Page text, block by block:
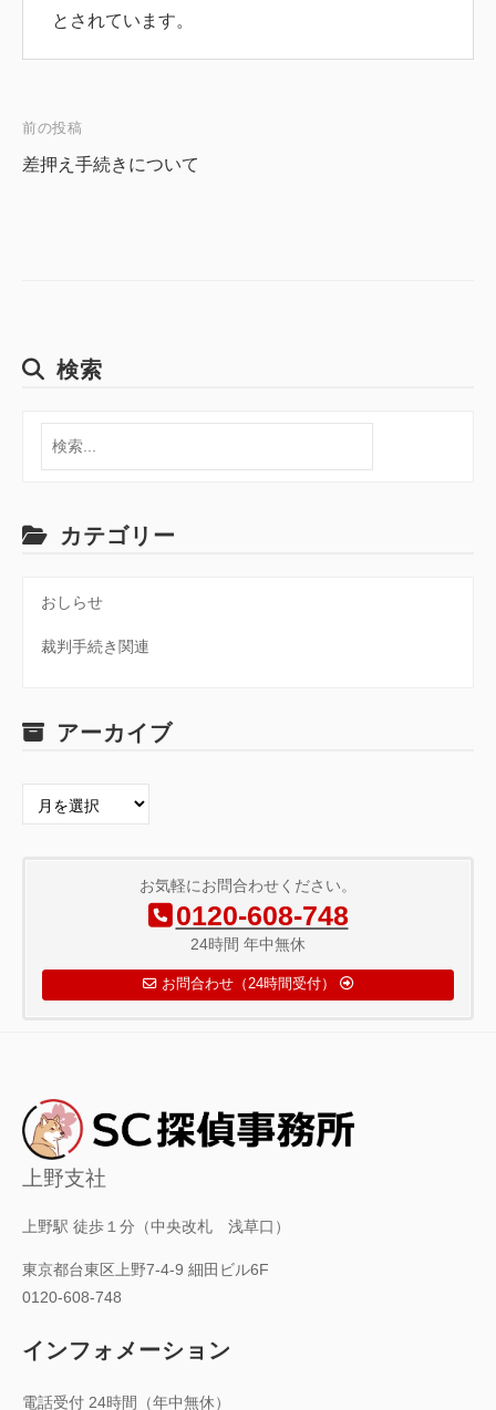
とされています。
投
ビ
ゲ
ー
シ
ョ
前の投稿
差押え手続きについて
検索
検
カテゴリー
おしらせ
裁判手続き関連
アーカイブ
ア
お気軽にお問合わせください。
0120-608-748
24時間 年中無休
お問合わせ（24時間受付）
上野支社
上野駅 徒歩１分（中央改札 浅草口）
東京都台東区上野7-4-9 細田ビル6F
0120-608-748
インフォメーション
電話受付 24時間（年中無休）